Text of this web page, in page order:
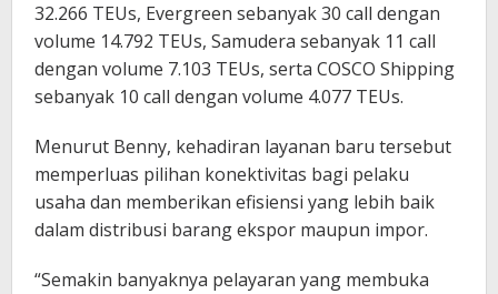
32.266 TEUs, Evergreen sebanyak 30 call dengan
volume 14.792 TEUs, Samudera sebanyak 11 call
dengan volume 7.103 TEUs, serta COSCO Shipping
sebanyak 10 call dengan volume 4.077 TEUs.
Menurut Benny, kehadiran layanan baru tersebut
memperluas pilihan konektivitas bagi pelaku
usaha dan memberikan efisiensi yang lebih baik
dalam distribusi barang ekspor maupun impor.
“Semakin banyaknya pelayaran yang membuka